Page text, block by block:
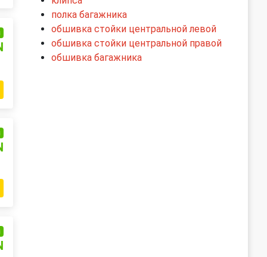
полка багажника
обшивка стойки центральной левой
обшивка стойки центральной правой
обшивка багажника